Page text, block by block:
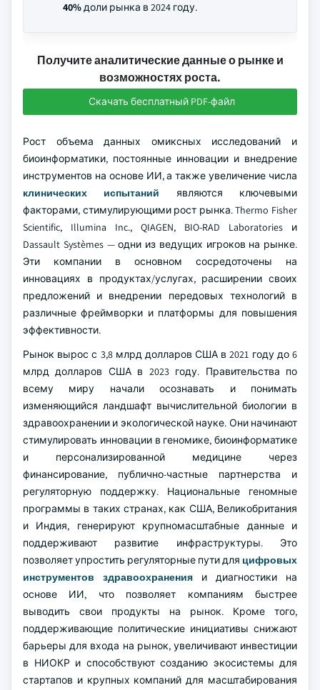
40%доли рынка в 2024 году.
Получите аналитические данные о рынке и
возможностях роста.
Скачать бесплатный PDF-файл
Рост объема данных омиксных исследований и
биоинформатики, постоянные инновации и внедрение
инструментов на основе ИИ, а также увеличение числа
клинических испытаний являются ключевыми
факторами, стимулирующими рост рынка. Thermo Fisher
Scientific, Illumina Inc., QIAGEN, BIO-RAD Laboratories и
Dassault Systèmes — одни из ведущих игроков на рынке.
Эти компании в основном сосредоточены на
инновациях в продуктах/услугах, расширении своих
предложений и внедрении передовых технологий в
различные фреймворки и платформы для повышения
эффективности.
Рынок вырос с 3,8 млрд долларов США в 2021 году до 6
млрд долларов США в 2023 году. Правительства по
всему миру начали осознавать и понимать
изменяющийся ландшафт вычислительной биологии в
здравоохранении и экологической науке. Они начинают
стимулировать инновации в геномике, биоинформатике
и персонализированной медицине через
финансирование, публично-частные партнерства и
регуляторную поддержку. Национальные геномные
программы в таких странах, как США, Великобритания
и Индия, генерируют крупномасштабные данные и
поддерживают развитие инфраструктуры. Это
позволяет упростить регуляторные пути для цифровых
инструментов здравоохранения и диагностики на
основе ИИ, что позволяет компаниям быстрее
выводить свои продукты на рынок. Кроме того,
поддерживающие политические инициативы снижают
барьеры для входа на рынок, увеличивают инвестиции
в НИОКР и способствуют созданию экосистемы для
стартапов и крупных компаний для масштабирования